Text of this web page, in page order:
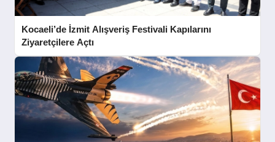
Kocaeli’de İzmit Alışveriş Festivali Kapılarını
Ziyaretçilere Açtı